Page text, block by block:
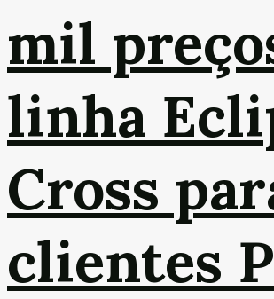
mil
linha
Cross
clientes